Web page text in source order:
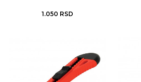
1.050 RSD